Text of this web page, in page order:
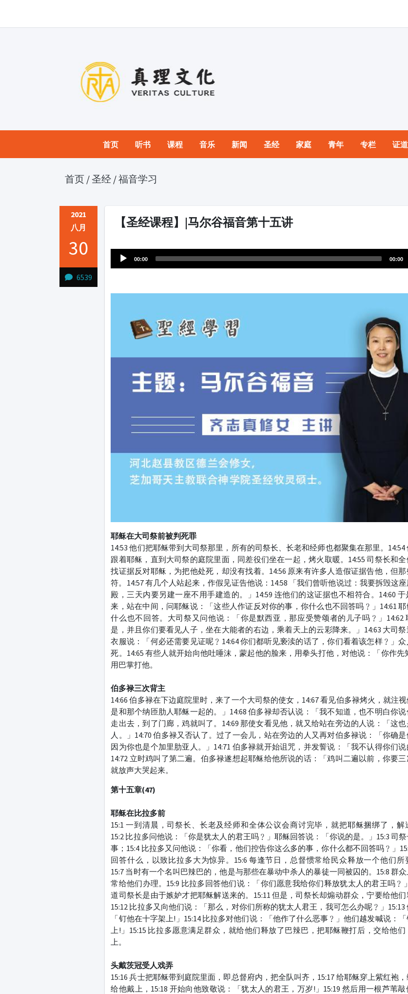
首页 听书 课程 音乐 新闻 圣经 家庭 青年 专栏 证道
首页 /圣经 /福音学习
2021
八月
30
6539
【圣经课程】|马尔谷福音第十五讲
Player
00:00 00:00
耶稣在大司祭前被判死罪
14:53 他们把耶稣带到大司祭那里，所有的司祭长、长老和经师也都聚集在那里。
跟着耶稣，直到大司祭的庭院里面，同差役们坐在一起，烤火取暖。14:55 司祭长和
找证据反对耶稣，为把他处死，却没有找着。14:56 原来有许多人造假证据告他，但
符。14:57 有几个人站起来，作假见证告他说：14:58 「我们曾听他说过：我要拆毁这
殿，三天内要另建一座不用手建造的。」14:59 连他们的这证据也不相符合。14:60
来，站在中间，问耶稣说：「这些人作证反对你的事，你什么也不回答吗﹖」14:61 耶
什么也不回答。大司祭又问他说：「你是默西亚，那应受赞颂者的儿子吗﹖」14:62
是，并且你们要看见人子，坐在大能者的右边，乘着天上的云彩降来。」14:63 大司
衣服说：「何必还需要见证呢﹖14:64 你们都听见亵渎的话了，你们看着该怎样﹖」
死。14:65 有些人就开始向他吐唾沫，蒙起他的脸来，用拳头打他，对他说：「你作先
用巴掌打他。
伯多禄三次背主
14:66 伯多禄在下边庭院里时，来了一个大司祭的使女，14:67 看见伯多禄烤火，就注
是和那个纳匝肋人耶稣一起的。」14:68 伯多禄却否认说：「我不知道，也不明白你
走出去，到了门廊，鸡就叫了。14:69 那使女看见他，就又给站在旁边的人说：「这
人。」14:70 伯多禄又否认了。过了一会儿，站在旁边的人又再对伯多禄说：「你确是
因为你也是个加里肋亚人。」14:71 伯多禄就开始诅咒，并发誓说：「我不认得你们说
14:72 立时鸡叫了第二遍。伯多禄遂想起耶稣给他所说的话：「鸡叫二遍以前，你要三
就放声大哭起来。
第十五章(47)
耶稣在比拉多前
15:1 一到清晨，司祭长、长老及经师和全体公议会商讨完毕，就把耶稣捆绑了，解
15:2 比拉多问他说：「你是犹太人的君王吗﹖」耶稣回答说：「你说的是。」15:3 司
事；15:4 比拉多又问他说：「你看，他们控告你这么多的事，你什么都不回答吗﹖」
回答什么，以致比拉多大为惊异。15:6 每逢节日，总督惯常给民众释放一个他们所
15:7 当时有一个名叫巴辣巴的，他是与那些在暴动中杀人的暴徒一同被囚的。15:8 群
常给他们办理。15:9 比拉多回答他们说：「你们愿意我给你们释放犹太人的君王吗﹖
道司祭长是由于嫉妒才把耶稣解送来的。15:11 但是，司祭长却煽动群众，宁要给他们
15:12 比拉多又向他们说：「那么，对你们所称的犹太人君王，我可怎么办呢﹖」15:13
「钉他在十字架上!」15:14 比拉多对他们说：「他作了什么恶事﹖」他们越发喊说：
上!」15:15 比拉多愿意满足群众，就给他们释放了巴辣巴，把耶稣鞭打后，交给他
上。
头戴茨冠受人戏弄
15:16 兵士把耶稣带到庭院里面，即总督府内，把全队叫齐，15:17 给耶稣穿上紫红袍
给他戴上，15:18 开始向他致敬说：「犹太人的君王，万岁!」15:19 然后用一根芦苇